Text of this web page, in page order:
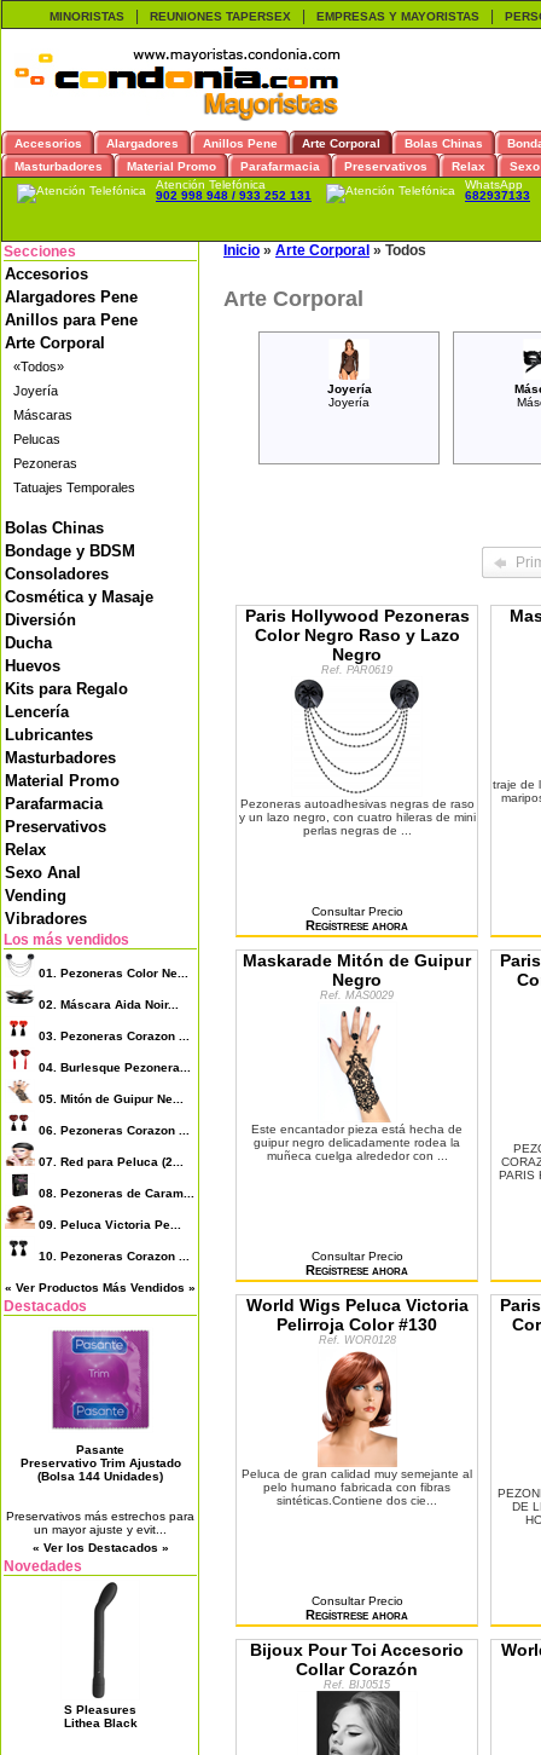
MINORISTAS REUNIONES TAPERSEX EMPRESAS Y MAYORISTAS
Accesorios Alargadores Anillos Pene Arte Corporal Bolas Chinas
Masturbadores
Material Promo Parafarmacia Preservativos Relax
Atención Telefónica
902 998 948 / 933 252 131
WhatsApp
682937133
Secciones
Accesorios
Alargadores Pene
Anillos para Pene
Arte Corporal
«Todos»
Joyería
Máscaras
Pelucas
Pezoneras
Tatuajes Temporales
Bolas Chinas
Bondage y BDSM
Consoladores
Cosmética y Masaje
Diversión
Ducha
Huevos
Kits para Regalo
Lencería
Lubricantes
Masturbadores
Material Promo
Parafarmacia
Preservativos
Relax
Sexo Anal
Vending
Vibradores
Los más vendidos
01. Pezoneras Color Ne...
02. Máscara Aida Noir...
03. Pezoneras Corazon ...
04. Burlesque Pezonera...
05. Mitón de Guipur Ne...
06. Pezoneras Corazon ...
07. Red para Peluca (2...
08. Pezoneras de Caram...
09. Peluca Victoria Pe...
10. Pezoneras Corazon ...
« Ver Productos Más Vendidos »
Destacados
Pasante
Preservativo Trim Ajustado
(Bolsa 144 Unidades)
Preservativos más estrechos para
un mayor ajuste y evit...
« Ver los Destacados »
Novedades
S Pleasures
Lithea Black
Inicio » Arte Corporal » Todos
Arte Corporal
Joyería
Joyería
Paris Hollywood Pezoneras
Color Negro Raso y Lazo
Negro
Ref. PAR0619
Pezoneras autoadhesivas negras de raso
y un lazo negro, con cuatro hileras de mini
perlas negras de ...
Consultar Precio
Regístrese ahora
traje de
Maskarade Mitón de Guipur
Negro
Ref. MAS0029
Este encantador pieza está hecha de
guipur negro delicadamente rodea la
muñeca cuelga alrededor con ...
Consultar Precio
Regístrese ahora
PARIS
World Wigs Peluca Victoria
Pelirroja Color #130
Ref. WOR0128
Peluca de gran calidad muy semejante al
pelo humano fabricada con fibras
sintéticas.Contiene dos cie...
Consultar Precio
Regístrese ahora
DE
Bijoux Pour Toi Accesorio
Collar Corazón
Ref. BIJ0515